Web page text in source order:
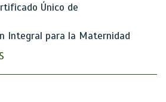
Único de
Integral para la Maternidad